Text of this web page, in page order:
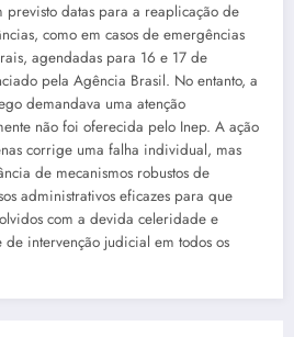
previsto datas para a reaplicação de
como em casos de emergências
agendadas para 16 e 17 de
pela Agência Brasil. No entanto, a
demandava uma atenção
não foi oferecida pelo Inep. A ação
corrige uma falha individual, mas
de mecanismos robustos de
administrativos eficazes para que
com a devida celeridade e
de intervenção judicial em todos os